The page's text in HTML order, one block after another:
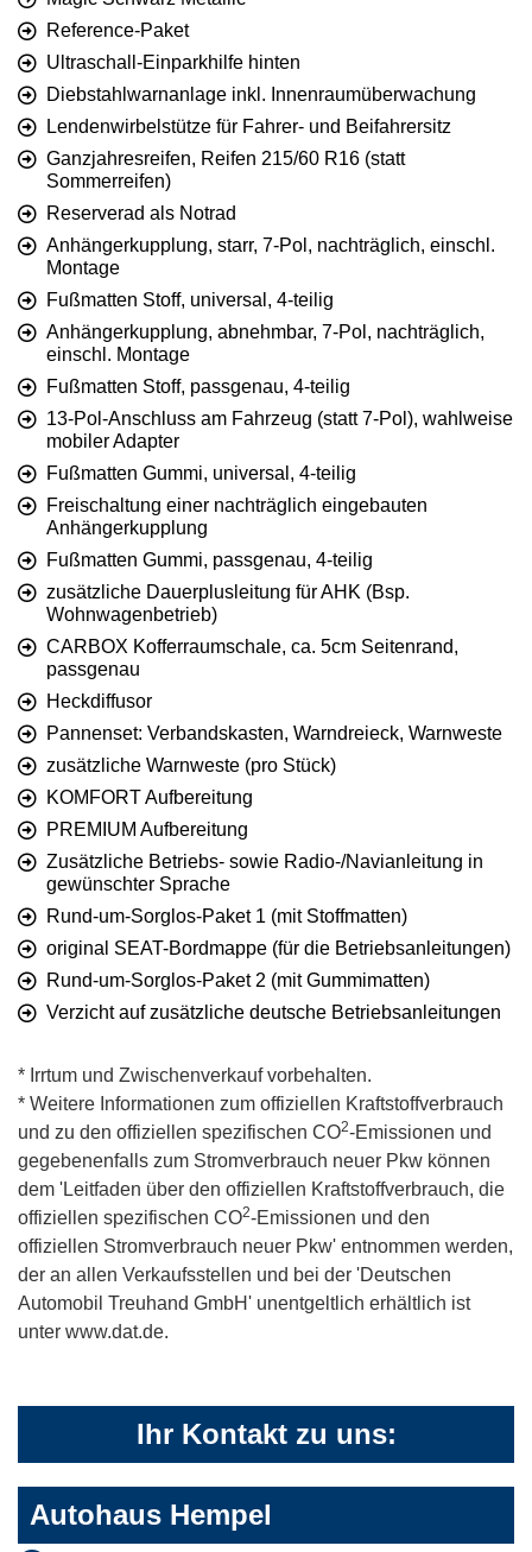
Reference-Paket
Ultraschall-Einparkhilfe hinten
Diebstahlwarnanlage inkl. Innenraumüberwachung
Lendenwirbelstütze für Fahrer- und Beifahrersitz
Ganzjahresreifen, Reifen 215/60 R16 (statt
Sommerreifen)
Reserverad als Notrad
Anhängerkupplung, starr, 7-Pol, nachträglich, einschl.
Montage
Fußmatten Stoff, universal, 4-teilig
Anhängerkupplung, abnehmbar, 7-Pol, nachträglich,
einschl. Montage
Fußmatten Stoff, passgenau, 4-teilig
13-Pol-Anschluss am Fahrzeug (statt 7-Pol), wahlweise
mobiler Adapter
Fußmatten Gummi, universal, 4-teilig
Freischaltung einer nachträglich eingebauten
Anhängerkupplung
Fußmatten Gummi, passgenau, 4-teilig
zusätzliche Dauerplusleitung für AHK (Bsp.
Wohnwagenbetrieb)
CARBOX Kofferraumschale, ca. 5cm Seitenrand,
passgenau
Heckdiffusor
Pannenset: Verbandskasten, Warndreieck, Warnweste
zusätzliche Warnweste (pro Stück)
KOMFORT Aufbereitung
PREMIUM Aufbereitung
Zusätzliche Betriebs- sowie Radio-/Navianleitung in
gewünschter Sprache
Rund-um-Sorglos-Paket 1 (mit Stoffmatten)
original SEAT-Bordmappe (für die Betriebsanleitungen)
Rund-um-Sorglos-Paket 2 (mit Gummimatten)
Verzicht auf zusätzliche deutsche Betriebsanleitungen
* Irrtum und Zwischenverkauf vorbehalten.
* Weitere Informationen zum offiziellen Kraftstoffverbrauch
und zu den offiziellen spezifischen CO2-Emissionen und
gegebenenfalls zum Stromverbrauch neuer Pkw können
dem 'Leitfaden über den offiziellen Kraftstoffverbrauch, die
offiziellen spezifischen CO2-Emissionen und den
offiziellen Stromverbrauch neuer Pkw' entnommen werden,
der an allen Verkaufsstellen und bei der 'Deutschen
Automobil Treuhand GmbH' unentgeltlich erhältlich ist
unter www.dat.de.
Ihr Kontakt zu uns:
Autohaus Hempel